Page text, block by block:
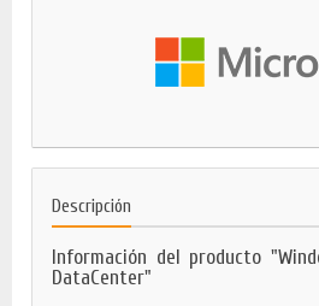
Descripción
Información del producto
DataCenter"